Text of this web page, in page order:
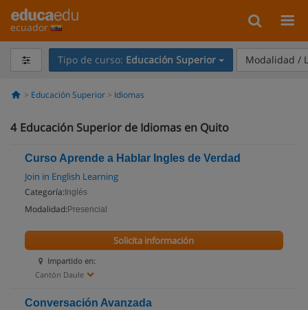
ecuador
Tipo de curso: Educación Superior Modalidad /
Educación Superior Idiomas
4 Educación Superior de Idiomas en Quito
Curso Aprende a Hablar Ingles de Verdad
Join in English Learning
Categoría: Inglés
Modalidad: Presencial
Impartido en:
Cantón Daule
Solicita información
Conversación Avanzada